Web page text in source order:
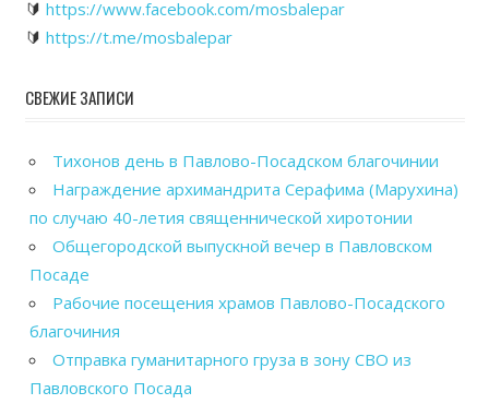
🔰 https://www.facebook.com/mosbalepar
🔰 https://t.me/mosbalepar
СВЕЖИЕ ЗАПИСИ
Тихонов день в Павлово-Посадском благочинии
Награждение архимандрита Серафима (Марухина)
по случаю 40-летия священнической хиротонии
Общегородской выпускной вечер в Павловском
Посаде
Рабочие посещения храмов Павлово-Посадского
благочиния
Отправка гуманитарного груза в зону СВО из
Павловского Посада